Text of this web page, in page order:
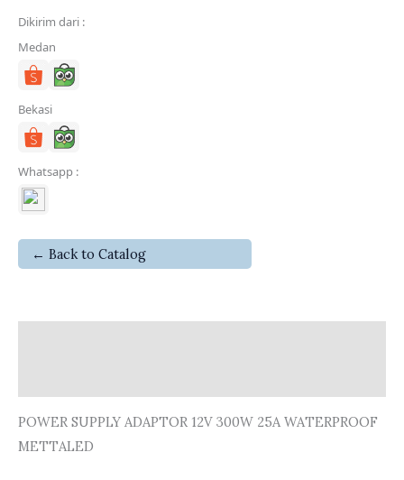
Dikirim dari :
Medan
Bekasi
Whatsapp :
← Back to Catalog
POWER SUPPLY ADAPTOR 12V 300W 25A WATERPROOF
METTALED